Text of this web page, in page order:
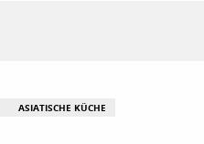
ASIATISCHE KÜCHE